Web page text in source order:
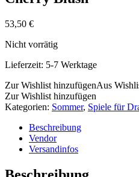
53,50 €
Nicht vorrätig
Lieferzeit: 5-7 Werktage
Zur Wishlist hinzufügenAus
Zur Wishlist hinzufügen
Kategorien: Sommer, Spiele für
Beschreibung
Vendor
Versandinfos